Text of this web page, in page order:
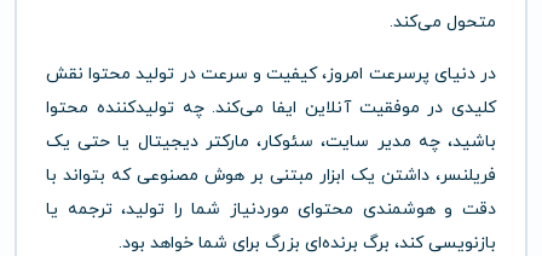
متحول می‌کند.
در دنیای پرسرعت امروز، کیفیت و سرعت در تولید محتوا نقش
کلیدی در موفقیت آنلاین ایفا می‌کند. چه تولیدکننده محتوا
باشید، چه مدیر سایت، سئوکار، مارکتر دیجیتال یا حتی یک
فریلنسر، داشتن یک ابزار مبتنی بر هوش مصنوعی که بتواند با
دقت و هوشمندی محتوای موردنیاز شما را تولید، ترجمه یا
بازنویسی کند، برگ برنده‌ای بزرگ برای شما خواهد بود.